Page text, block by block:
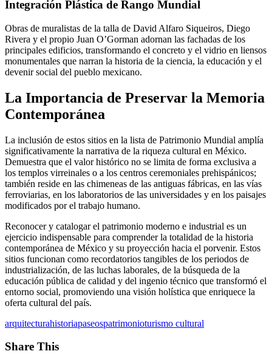
Integración Plástica de Rango Mundial
Obras de muralistas de la talla de David Alfaro Siqueiros, Diego
Rivera y el propio Juan O’Gorman adornan las fachadas de los
principales edificios, transformando el concreto y el vidrio en liensos
monumentales que narran la historia de la ciencia, la educación y el
devenir social del pueblo mexicano.
La Importancia de Preservar la Memoria
Contemporánea
La inclusión de estos sitios en la lista de Patrimonio Mundial amplía
significativamente la narrativa de la riqueza cultural en México.
Demuestra que el valor histórico no se limita de forma exclusiva a
los templos virreinales o a los centros ceremoniales prehispánicos;
también reside en las chimeneas de las antiguas fábricas, en las vías
ferroviarias, en los laboratorios de las universidades y en los paisajes
modificados por el trabajo humano.
Reconocer y catalogar el patrimonio moderno e industrial es un
ejercicio indispensable para comprender la totalidad de la historia
contemporánea de México y su proyección hacia el porvenir. Estos
sitios funcionan como recordatorios tangibles de los periodos de
industrialización, de las luchas laborales, de la búsqueda de la
educación pública de calidad y del ingenio técnico que transformó el
entorno social, promoviendo una visión holística que enriquece la
oferta cultural del país.
arquitecturahistoriapaseospatrimonioturismo cultural
Share This